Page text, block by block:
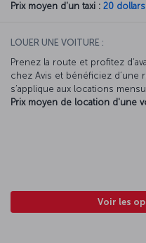
Prix moyen d'un taxi : 20
LOUER UNE VOITURE :
Prenez la route et profitez
chez Avis et bénéficiez d’une
s’applique aux locations
Prix moyen de location d'une
Voir les